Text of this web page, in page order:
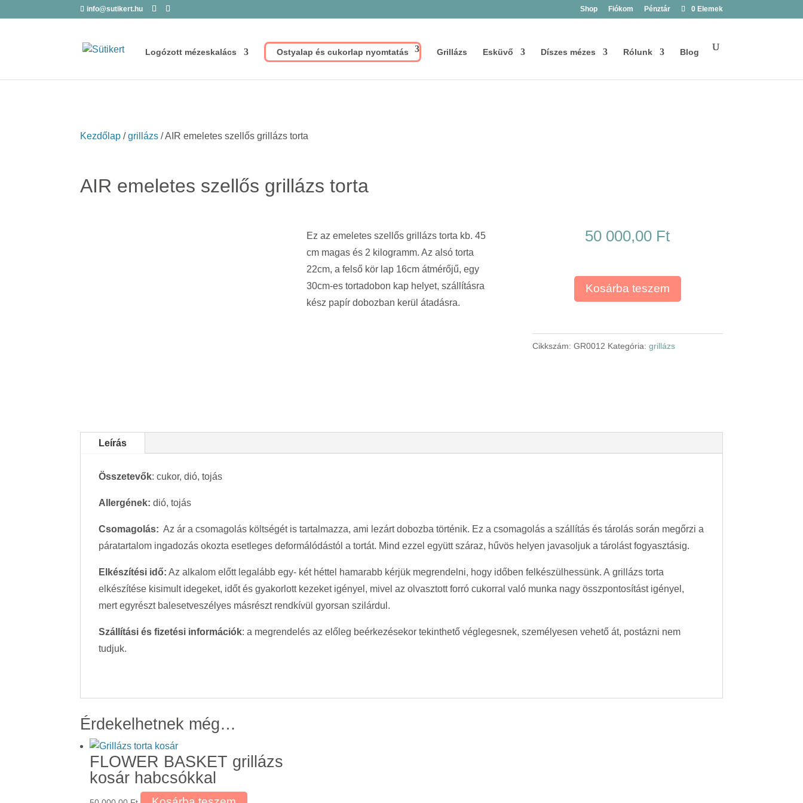
info@sutikert.hu Shop Fiókom Pénztár 0 Elemek
Logózott mézeskalács Ostyalap és cukorlap nyomtatás Grillázs Esküvő Díszes mézes Rólunk Blog
Kezdőlap /grillázs / AIR emeletes szellős grillázs torta
AIR emeletes szellős grillázs torta
Ez az emeletes szellős grillázs torta kb. 45
cm magas és 2 kilogramm. Az alsó torta
22cm, a felső kör lap 16cm átmérőjű, egy
30cm-es tortadobon kap helyet, szállításra
kész papír dobozban kerül átadásra.
50 000,00 Ft
Kosárba teszem
Cikkszám: GR0012 Kategória: grillázs
Leírás
Összetevők: cukor, dió, tojás
Allergének: dió, tojás
Csomagolás: Az ár a csomagolás költségét is tartalmazza, ami lezárt dobozba történik. Ez a csomagolás a szállítás és tárolás során megőrzi a
páratartalom ingadozás okozta esetleges deformálódástól a tortát. Mind ezzel együtt száraz, hűvös helyen javasoljuk a tárolást fogyasztásig.
Elkészítési idő: Az alkalom előtt legalább egy- két héttel hamarabb kérjük megrendelni, hogy időben felkészülhessünk. A grillázs torta
elkészítése kisimult idegeket, időt és gyakorlott kezeket igényel, mivel az olvasztott forró cukorral való munka nagy összpontosítást igényel,
mert egyrészt balesetveszélyes másrészt rendkívül gyorsan szilárdul.
Szállítási és fizetési információk: a megrendelés az előleg beérkezésekor tekinthető véglegesnek, személyesen vehető át, postázni nem
tudjuk.
Érdekelhetnek még…
FLOWER BASKET grillázs
kosár habcsókkal